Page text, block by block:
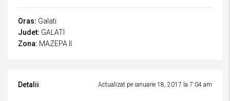
Oras: Galati
Judet: GALATI
Zona: MAZEPA II
Detalii Actualizat pe ianuarie 18, 2017 la 7:04 am